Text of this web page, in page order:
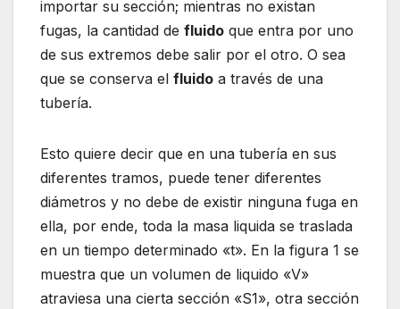
importar su sección; mientras no existan
fugas, la cantidad de fluido que entra por uno
de sus extremos debe salir por el otro. O sea
que se conserva el fluido a través de una
tubería.
Esto quiere decir que en una tubería en sus
diferentes tramos, puede tener diferentes
diámetros y no debe de existir ninguna fuga en
ella, por ende, toda la masa liquida se traslada
en un tiempo determinado «t». En la figura 1 se
muestra que un volumen de liquido «V»
atraviesa una cierta sección «S1», otra sección